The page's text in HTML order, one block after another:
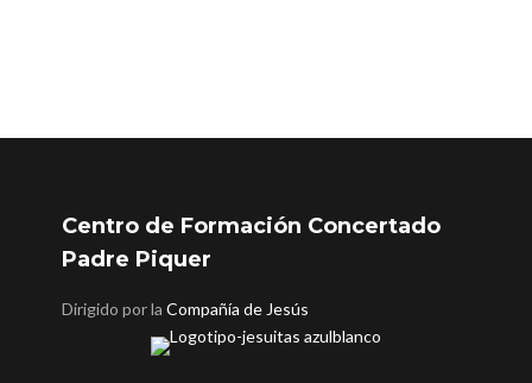
Centro de Formación Concertado
Padre Piquer
Dirigido por laCompañía de Jesús